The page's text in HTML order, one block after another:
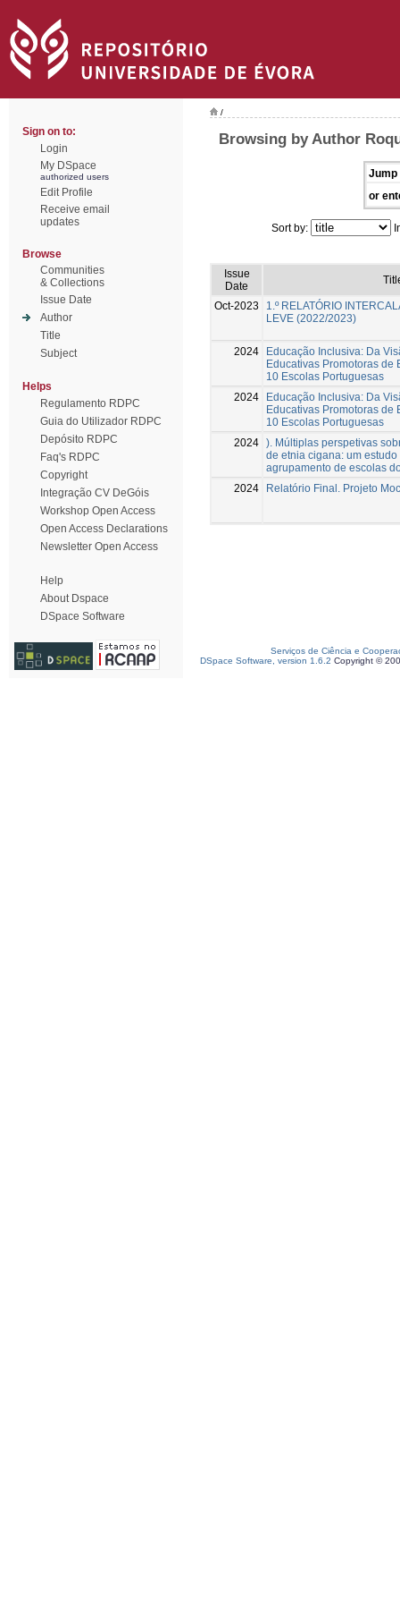
Sign on to:
Login
My DSpace
authorized users
Edit Profile
Receive email
updates
Browse
Communities
& Collections
Issue Date
Author
Title
Subject
Helps
Regulamento RDPC
Guia do Utilizador RDPC
Depósito RDPC
Faq's RDPC
Copyright
Integração CV DeGóis
Workshop Open Access
Open Access Declarations
Newsletter Open Access
Help
About Dspace
DSpace Software
/
Browsing by Author
Jump
or
Sort by:
Issue
Date
Oct-2023
1.º RELATÓRIO
LEVE (2022/2023)
2024
Educação Inclusiva: Da
Educativas Promotoras de
10 Escolas Portuguesas
2024
Educação Inclusiva: Da
Educativas Promotoras de
10 Escolas Portuguesas
2024 ). Múltiplas perspetivas
de etnia cigana: um
agrupamento de escolas
2024
Relatório Final. Projeto
Serviços de Ciência e
DSpace Software, version 1.6.2 Copyright ©